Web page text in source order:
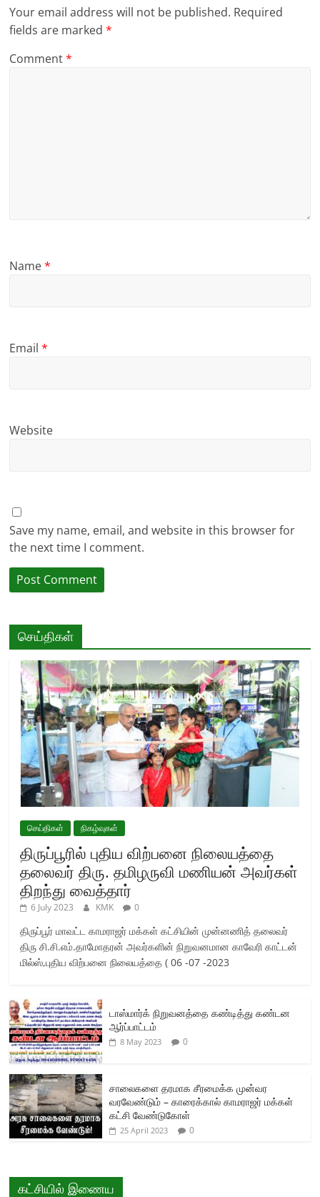
Your email address will not be published. Required
fields are marked*
Comment*
Name*
Email*
Website
Save my name, email, and website in this browser for
the next time I comment.
செய்திகள்
செய்திகள் நிகழ்வுகள்
திருப்பூரில் புதிய விற்பனை நிலையத்தை
தலைவர் திரு. தமிழருவி மணியன் அவர்கள்
திறந்து வைத்தார்
6 July 2023 KMK 0
திருப்பூர் மாவட்ட காமராஜர் மக்கள் கட்சியின் முன்னணித் தலைவர்
திரு சி.சி.எம்.தாமோதரன் அவர்களின் நிறுவனமான காவேரி காட்டன்
மில்ஸ்,புதிய விற்பனை நிலையத்தை ( 06 -07 -2023
டாஸ்மார்க் நிறுவனத்தை கண்டித்து கண்டன
ஆர்ப்பாட்டம்
8 May 2023 0
சாலைகளை தரமாக சீரமைக்க முன்வர
வரவேண்டும் – காரைக்கால் காமராஜர் மக்கள்
கட்சி வேண்டுகோள்
25 April 2023 0
கட்சியில் இணைய